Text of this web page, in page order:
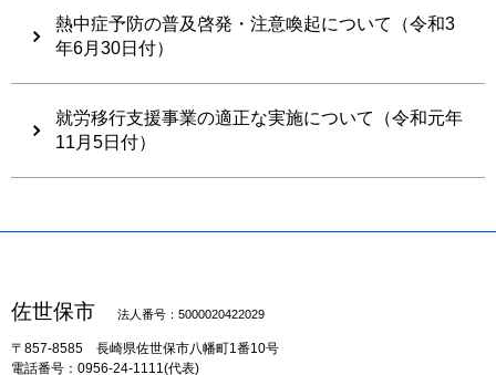
熱中症予防の普及啓発・注意喚起について（令和3
年6月30日付）
就労移行支援事業の適正な実施について（令和元年
11月5日付）
佐世保市 法人番号：5000020422029
〒857-8585 長崎県佐世保市八幡町1番10号
電話番号：0956-24-1111(代表)